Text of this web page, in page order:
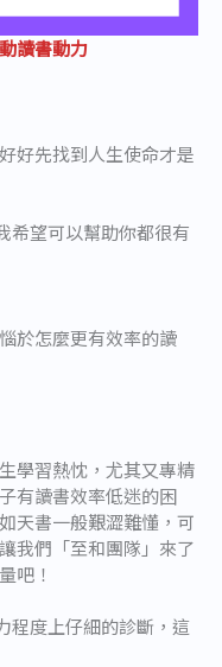
讀書動力
好先找到人生使命才是
希望可以幫助你都很有
於怎麼更有效率的讀
學習熱忱，尤其又專精
有讀書效率低迷的困
天書一般艱澀難懂，可
我們「至和團隊」來了
吧！
程度上仔細的診斷，這